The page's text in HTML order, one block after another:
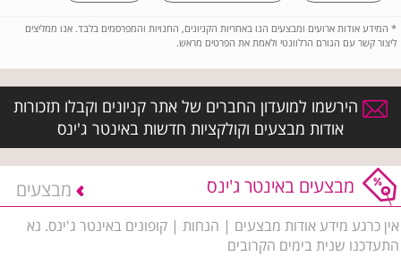
* המידע אודות ארועים ומבצעים הנו באחריות הקניונים, החנויות והמפרסמים בלבד. אנו ממליצים
ליצור קשר עם הגורם הרלוונטי ולאמת את הפרטים מראש.
הירשמו למועדון החברים של אתר קניונים וקבלו תזכורות
אודות מבצעים וקולקציות חדשות באינטר ג'ינס
מבצעים באינטר ג'ינס מבצעים
אין כרגע מידע אודות מבצעים | הנחות | קופונים באינטר ג'ינס. נא
התעדכנו שנית בימים הקרובים